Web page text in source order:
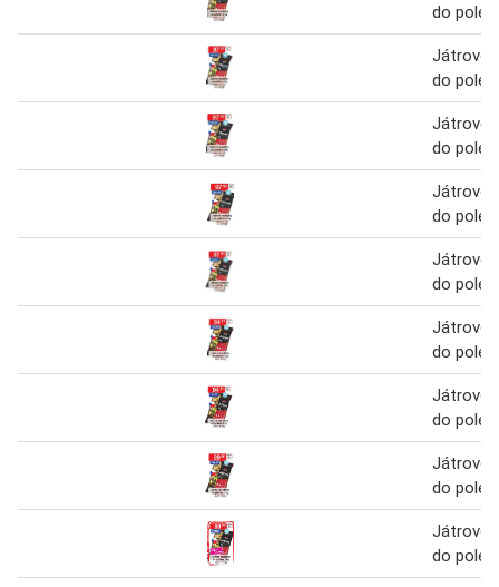
do
Játrové
do
Játrové
do
Játrové
do
Játrové
do
Játrové
do
Játrové
do
Játrové
do
Játrové
do